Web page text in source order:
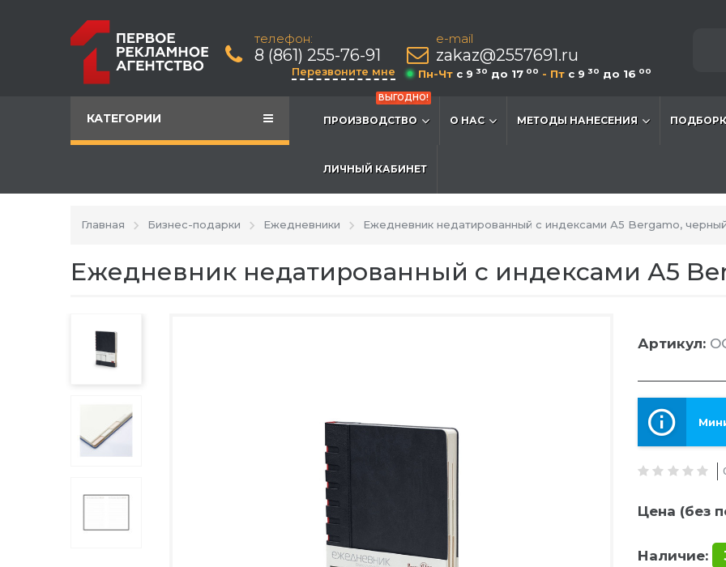
телефон:
8 (861) 255-76-91
Перезвоните мне
e-mail
zakaz@2557691.ru
Пн-Чт c 9 30 до 17 00 - Пт c 9 30 до 16 00
КАТЕГОРИИ
ВЫГОДНО!
ПРОИЗВОДСТВО О НАС МЕТОДЫ НАНЕСЕНИЯ
ЛИЧНЫЙ КАБИНЕТ
Главная Бизнес-подарки Ежедневники Ежедневник недатированный с индексами А5 Bergamo,
Ежедневник недатированный с индексами А5
Артикул:
Цена (без
Наличие: